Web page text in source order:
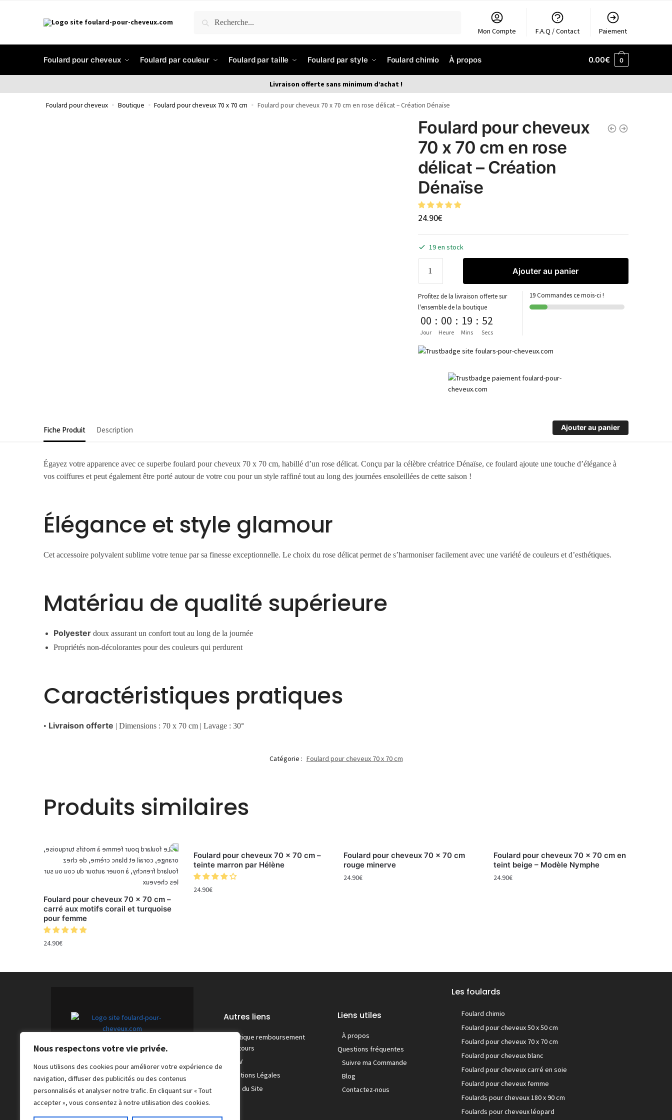
Nous respectons votre vie privée.
Nous utilisons des cookies pour améliorer votre expérience de
navigation, diffuser des publicités ou des contenus
personnalisés et analyser notre trafic. En cliquant sur « Tout
accepter », vous consentez à notre utilisation des cookies.
RECHERCHE
Mon Compte F.A.Q / Contact Paiement
Foulard pour cheveux Foulard par couleur Foulard par taille Foulard par style Foulard chimio À propos 0.00€ 0
Livraison offerte sans minimum d’achat !
Foulard pour cheveux » Boutique » Foulard pour cheveux 70 x 70 cm » Foulard pour cheveux 70 x 70 cm en rose délicat – Création Dénaïse
Foulard pour cheveux
70 x 70 cm en rose
délicat – Création
Dénaïse
24.90€
19 en stock
Ajouter au panier
Profitez de la livraison offerte sur
l'ensemble de la boutique
00
Jour
: 00
Heure
: 19
Mins
: 52
Secs
19 Commandes ce mois-ci !
Fiche Produit Description Ajouter au panier
Égayez votre apparence avec ce superbe foulard pour cheveux 70 x 70 cm, habillé d’un rose délicat. Conçu par la célèbre créatrice Dénaïse, ce foulard ajoute une touche d’élégance à
vos coiffures et peut également être porté autour de votre cou pour un style raffiné tout au long des journées ensoleillées de cette saison !
Élégance et style glamour
Cet accessoire polyvalent sublime votre tenue par sa finesse exceptionnelle. Le choix du rose délicat permet de s’harmoniser facilement avec une variété de couleurs et d’esthétiques.
Matériau de qualité supérieure
Polyester doux assurant un confort tout au long de la journée
Propriétés non-décolorantes pour des couleurs qui perdurent
Caractéristiques pratiques
• Livraison offerte | Dimensions : 70 x 70 cm | Lavage : 30°
Catégorie : Foulard pour cheveux 70 x 70 cm
Produits similaires
Foulard pour cheveux 70 x 70 cm –
carré aux motifs corail et turquoise
pour femme
24.90€
Foulard pour cheveux 70 x 70 cm –
teinte marron par Hélène
24.90€
Foulard pour cheveux 70 x 70 cm
rouge minerve
24.90€
Foulard pour cheveux 70 x 70 cm en
teint beige – Modèle Nymphe
24.90€
Foulards pour cheveux tendance :
une touche unique et chic.
Autres liens
Politique remboursement
/ retours
C.G.V
Mentions Légales
Plan du Site
Liens utiles
À propos
Questions fréquentes
Suivre ma Commande
Blog
Contactez-nous
Les foulards
Foulard chimio
Foulard pour cheveux 50 x 50 cm
Foulard pour cheveux 70 x 70 cm
Foulard pour cheveux blanc
Foulard pour cheveux carré en soie
Foulard pour cheveux femme
Foulards pour cheveux 180 x 90 cm
Foulards pour cheveux léopard